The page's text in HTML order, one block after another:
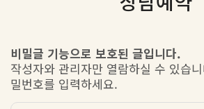
비밀글 기능으로 보호된 글입니다.
작성자와 관리자만 열람하실 수 있습
밀번호를 입력하세요.